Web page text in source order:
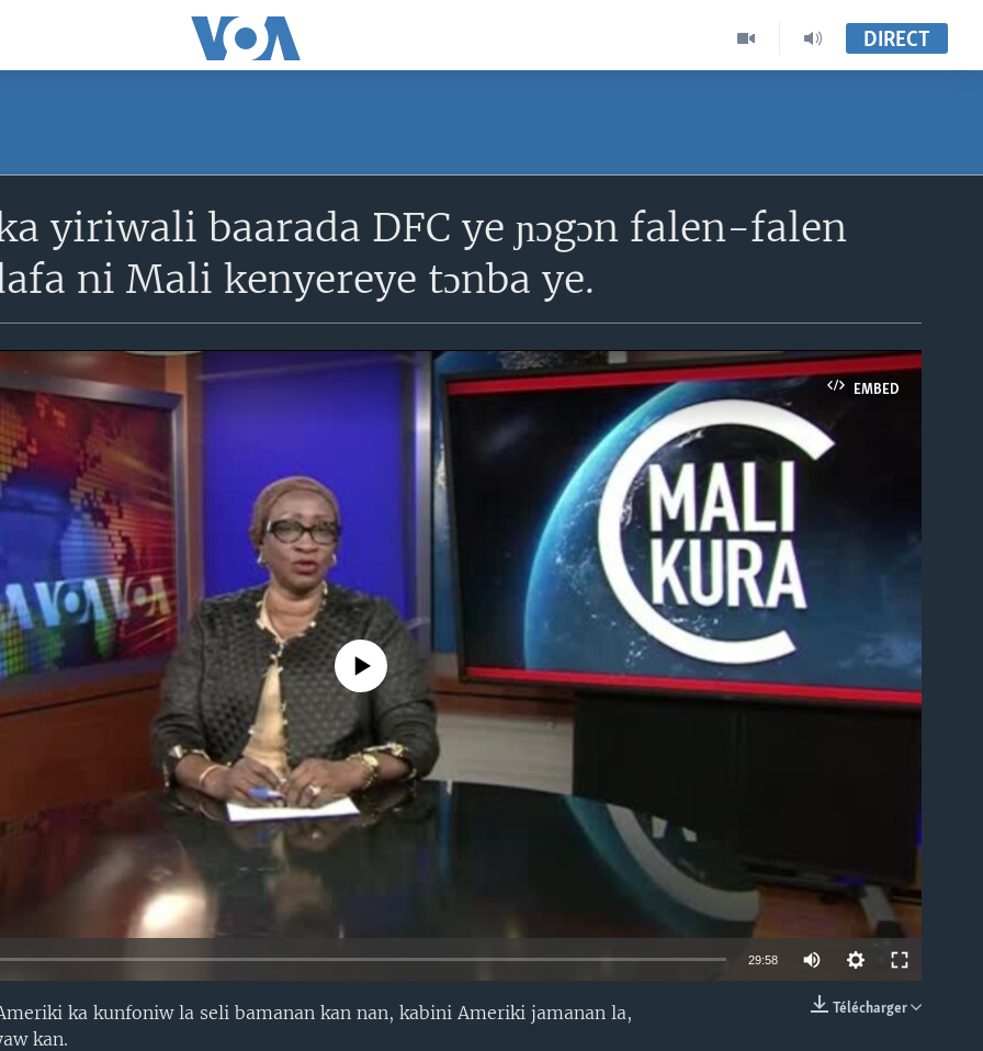
DIRECT
yiriwali baarada DFC ye ɲɔgɔn falen-falen
ni Mali kenyereye tɔnba ye.
EMBED
No media source currently available
29:58
Télécharger
ka kunfoniw la seli bamanan kan nan, kabini Ameriki jamanan la,
kan.